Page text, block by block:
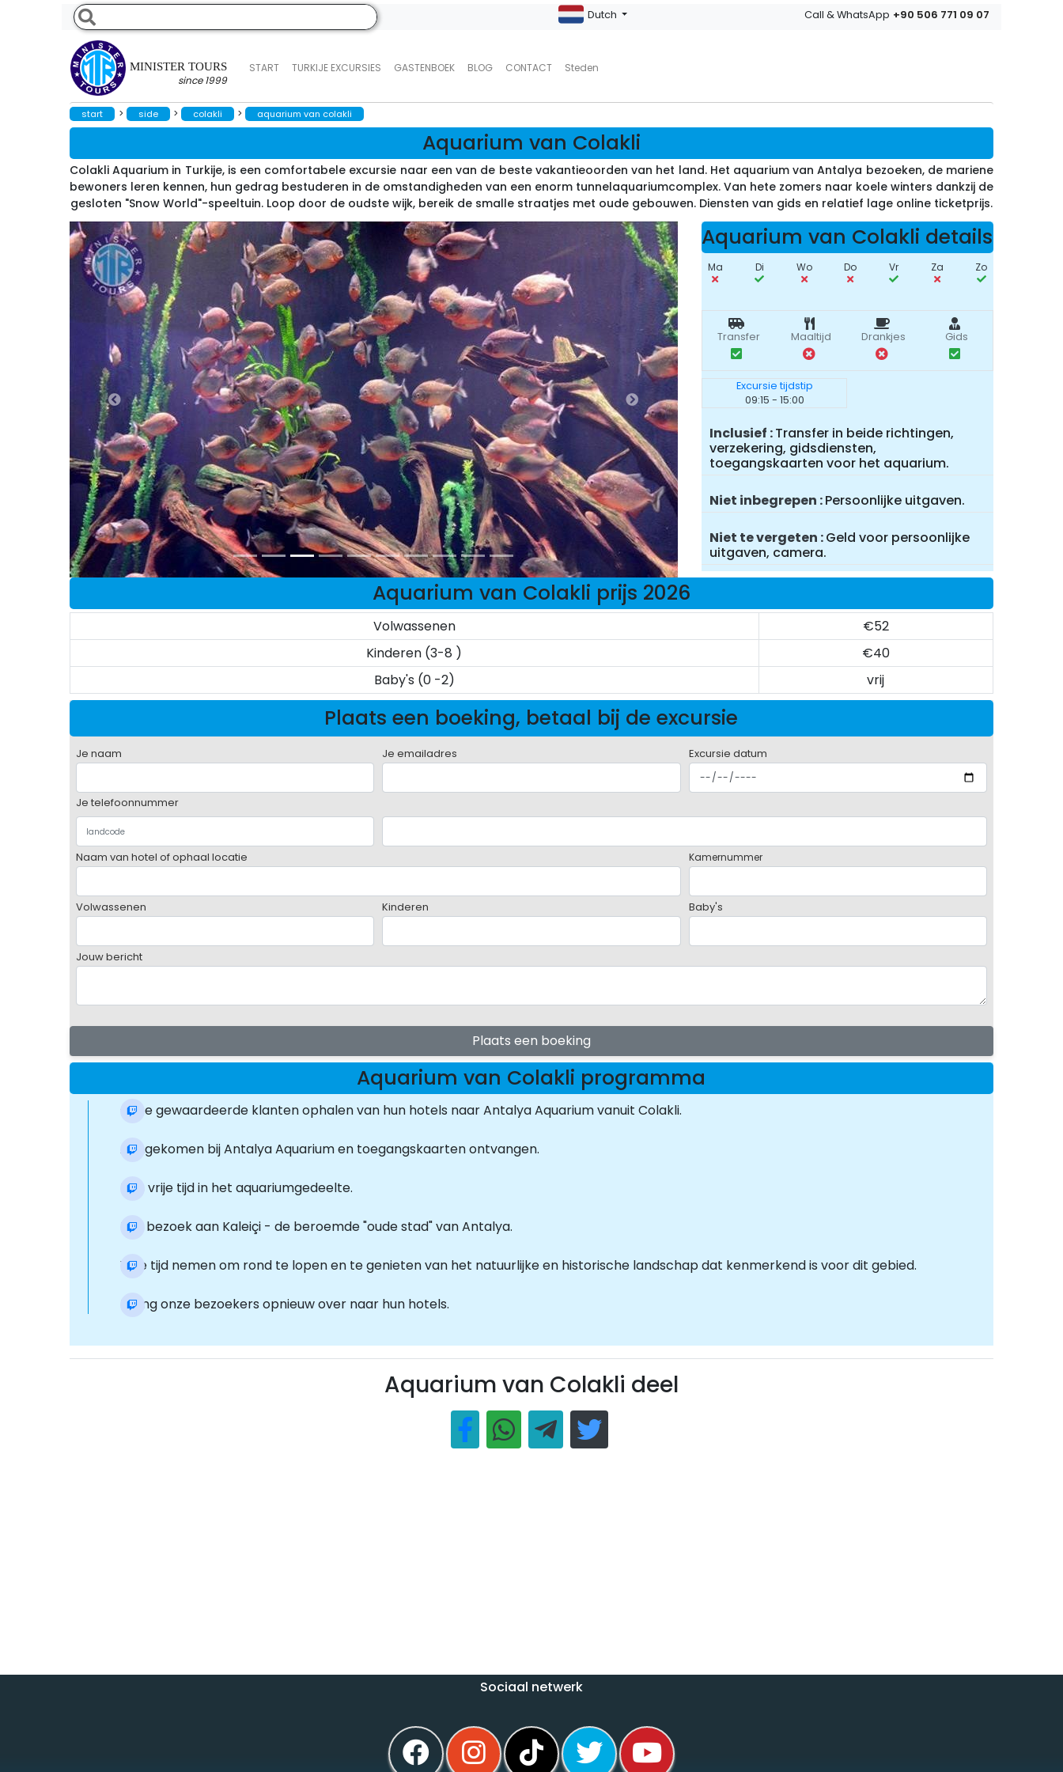
MINISTER TOURS
since 1999
START TURKIJE EXCURSIES GASTENBOEK BLOG CONTACT Steden
Dutch Call & WhatsApp +90 506 771 09 07
start > side > colakli > aquarium van colakli
Aquarium van Colakli
Colakli Aquarium in Turkije, is een comfortabele excursie naar een van de beste vakantieoorden van het land. Het aquarium van Antalya bezoeken, de mariene
bewoners leren kennen, hun gedrag bestuderen in de omstandigheden van een enorm tunnelaquariumcomplex. Van hete zomers naar koele winters dankzij de
gesloten "Snow World"-speeltuin. Loop door de oudste wijk, bereik de smalle straatjes met oude gebouwen. Diensten van gids en relatief lage online ticketprijs.
Aquarium van Colakli details
Ma Di Wo Do Vr Za Zo
Transfer Maaltijd Drankjes Gids
Excursie tijdstip
09:15 - 15:00
Inclusief Transfer in beide richtingen,
verzekering, gidsdiensten,
toegangskaarten voor het aquarium.
Niet inbegrepen Persoonlijke uitgaven.
Niet te vergeten Geld voor persoonlijke
uitgaven, camera.
Aquarium van Colakli prijs 2026
Volwassenen
€52
Kinderen (3-8 )
€40
Baby's (0 -2)
vrij
Plaats een boeking, betaal bij de excursie
Je naam Je emailadres Excursie datum
Je telefoonnummer
Naam van hotel of ophaal locatie Kamernummer
Volwassenen Kinderen Baby's
Jouw bericht
Plaats een boeking
Aquarium van Colakli programma
Onze gewaardeerde klanten ophalen van hun hotels naar Antalya Aquarium vanuit Colakli.
Aangekomen bij Antalya Aquarium en toegangskaarten ontvangen.
Er is vrije tijd in het aquariumgedeelte.
Een bezoek aan Kaleiçi - de beroemde "oude stad" van Antalya.
Vrije tijd nemen om rond te lopen en te genieten van het natuurlijke en historische landschap dat kenmerkend is voor dit gebied.
Breng onze bezoekers opnieuw over naar hun hotels.
Aquarium van Colakli deel
Sociaal netwerk